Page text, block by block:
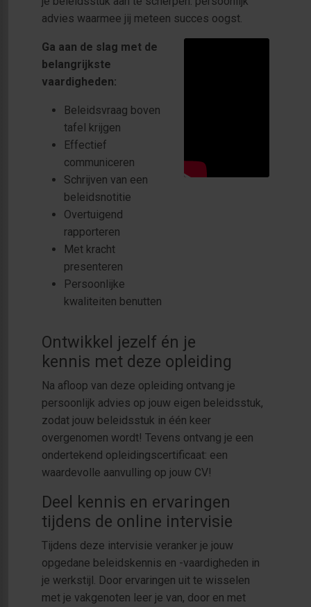
advies waarmee jij meteen succes oogst.
Ga aan de slag met de
belangrijkste
vaardigheden:
Beleidsvraag boven
tafel krijgen
Effectief
communiceren
Schrijven van een
beleidsnotitie
Overtuigend
rapporteren
Met kracht
presenteren
Persoonlijke
kwaliteiten benutten
Ontwikkel jezelf én je
kennis met deze opleiding
Na afloop van deze opleiding ontvang je
persoonlijk advies op jouw eigen beleidsstuk,
zodat jouw beleidsstuk in één keer
overgenomen wordt! Tevens ontvang je een
ondertekend opleidingscertificaat: een
waardevolle aanvulling op jouw CV!
Deel kennis en ervaringen
tijdens de online intervisie
Tijdens deze intervisie veranker je jouw
opgedane beleidskennis en -vaardigheden in
je werkstijl. Door ervaringen uit te wisselen
met je vakgenoten leer je van, door en met